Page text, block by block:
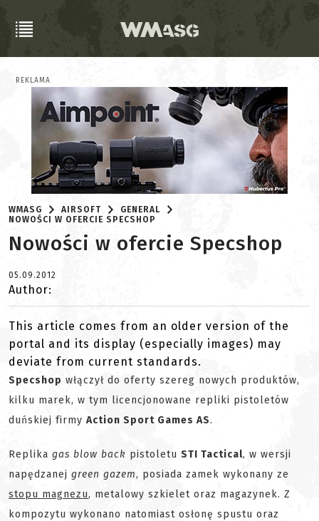
REKLAMA
WMASG AIRSOFT
GENERAL
NOWOŚCI W OFERCIE SPECSHOP
Nowości w ofercie Specshop
05.09.2012
Author:
This article comes from an older version of the
portal and its display (especially images) may
deviate from current standards.
Specshop włączył do oferty szereg nowych produktów,
kilku marek, w tym licencjonowane repliki pistoletów
duńskiej firmy Action Sport Games AS.
Replika gas blow back pistoletu STI Tactical, w wersji
napędzanej green gazem, posiada zamek wykonany ze
stopu magnezu, metalowy szkielet oraz magazynek. Z
kompozytu wykonano natomiast osłonę spustu oraz